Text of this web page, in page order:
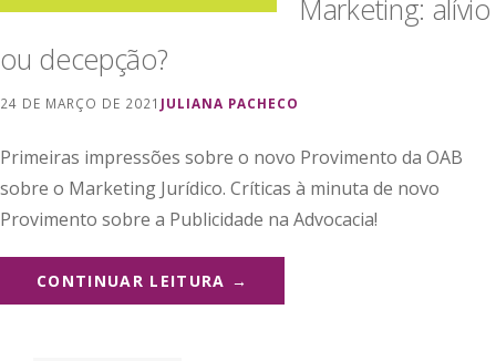
Marketing: alívio
ou decepção?
24 DE MARÇO DE 2021 JULIANA PACHECO
Primeiras impressões sobre o novo Provimento da OAB
sobre o Marketing Jurídico. Críticas à minuta de novo
Provimento sobre a Publicidade na Advocacia!
CONTINUAR LEITURA →